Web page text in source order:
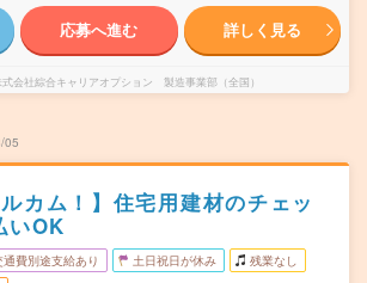
応募へ進む 詳しく見る
式会社綜合キャリアオプション 製造事業部（全国）
05
ルカム！】住宅用建材のチェッ
いOK
通費別途支給あり 土日祝日が休み 残業なし